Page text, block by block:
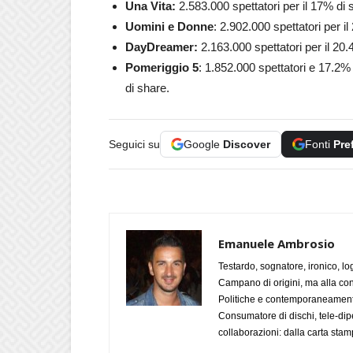
Una Vita: 2.583.000 spettatori per il 17% di
Uomini e Donne: 2.902.000 spettatori per il
DayDreamer: 2.163.000 spettatori per il
Pomeriggio 5: 1.852.000 spettatori e
di share.
Seguici su Google Discover Fonti
Emanuele Ambrosio
Testardo, sognatore, ironico,
Campano di origini, ma alla
Politiche e
Consumatore di dischi, tele-
collaborazioni: dalla carta